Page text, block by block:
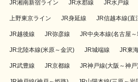
JR湘南新宿ライン JR水郡線 JR水戸線
上野東京ライン JR身延線 JR信越本線(直
JR越後線 JR弥彦線 JR中央本線(名古屋
JR北陸本線(米原～金沢) JR城端線 JR東
JR武豊線 JR京都線 JR神戸線(大阪～神戸